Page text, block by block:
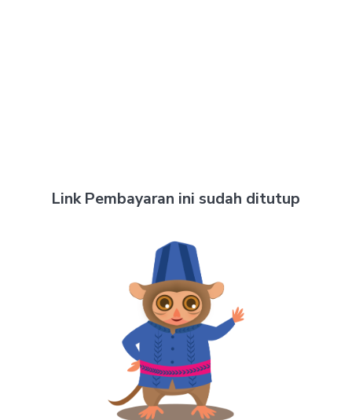
Link Pembayaran ini sudah ditutup